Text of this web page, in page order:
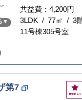
共益費：4,200円
3LDK / 77㎡ / 3
11号棟305号室
第7
お
気